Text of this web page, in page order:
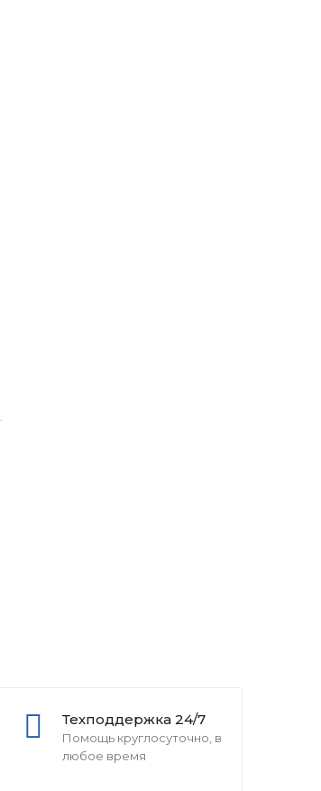
Техподдержка 24/7
Помощь круглосуточно, в
любое время